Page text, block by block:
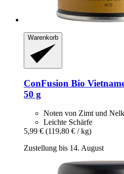
Warenkorb
ConFusion Bio
50 g
Noten von Zimt und
Leichte Schärfe
5,99 € (119,80 € / kg)
Zustellung bis 14. August